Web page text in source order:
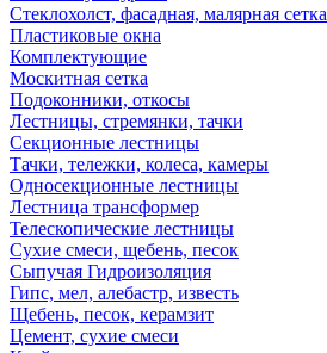
Стеклохолст, фасадная, малярная сетка
Пластиковые окна
Комплектующие
Москитная сетка
Подоконники, откосы
Лестницы, стремянки, тачки
Секционные лестницы
Тачки, тележки, колеса, камеры
Односекционные лестницы
Лестница трансформер
Телескопические лестницы
Сухие смеси, щебень, песок
Сыпучая Гидроизоляция
Гипс, мел, алебастр, известь
Щебень, песок, керамзит
Цемент, сухие смеси